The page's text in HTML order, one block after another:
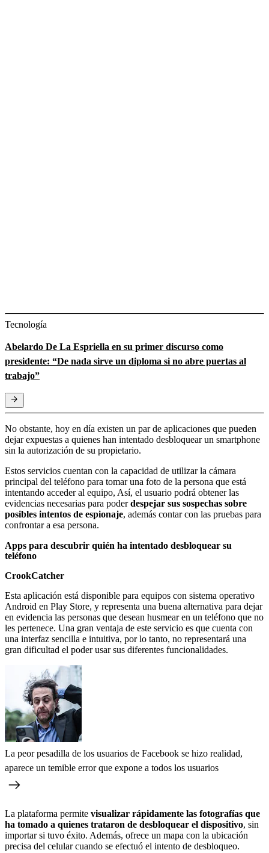
Tecnología
Abelardo De La Espriella en su primer discurso como
presidente: “De nada sirve un diploma si no abre puertas al
trabajo”
No obstante, hoy en día existen un par de aplicaciones que pueden
dejar expuestas a quienes han intentado desbloquear un smartphone
sin la autorización de su propietario.
Estos servicios cuentan con la capacidad de utilizar la cámara
principal del teléfono para tomar una foto de la persona que está
intentando acceder al equipo, Así, el usuario podrá obtener las
evidencias necesarias para poderdespejar sus sospechas sobre
posibles intentos de espionaje, además contar con las pruebas para
confrontar a esa persona.
Apps para descubrir quién ha intentado desbloquear su
teléfono
CrookCatcher
Esta aplicación está disponible para equipos con sistema operativo
Android en Play Store, y representa una buena alternativa para dejar
en evidencia las personas que desean husmear en un teléfono que no
les pertenece. Una gran ventaja de este servicio es que cuenta con
una interfaz sencilla e intuitiva, por lo tanto, no representará una
gran dificultad el poder usar sus diferentes funcionalidades.
La peor pesadilla de los usuarios de Facebook se hizo realidad,
aparece un temible error que expone a todos los usuarios
La plataforma permite visualizar rápidamente las fotografías que
ha tomado a quienes trataron de desbloquear el dispositivo, sin
importar si tuvo éxito. Además, ofrece un mapa con la ubicación
precisa del celular cuando se efectuó el intento de desbloqueo.